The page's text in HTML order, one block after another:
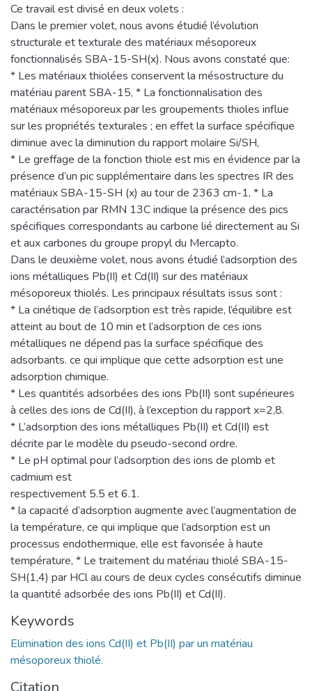
Ce travail est divisé en deux volets :
Dans le premier volet, nous avons étudié l’évolution
structurale et texturale des matériaux mésoporeux
fonctionnalisés SBA-15-SH(x). Nous avons constaté que:
* Les matériaux thiolées conservent la mésostructure du
matériau parent SBA-15, * La fonctionnalisation des
matériaux mésoporeux par les groupements thioles influe
sur les propriétés texturales ; en effet la surface spécifique
diminue avec la diminution du rapport molaire Si/SH,
* Le greffage de la fonction thiole est mis en évidence par la
présence d’un pic supplémentaire dans les spectres IR des
matériaux SBA-15-SH (x) au tour de 2363 cm-1, * La
caractérisation par RMN 13C indique la présence des pics
spécifiques correspondants au carbone lié directement au Si
et aux carbones du groupe propyl du Mercapto.
Dans le deuxième volet, nous avons étudié l’adsorption des
ions métalliques Pb(II) et Cd(II) sur des matériaux
mésoporeux thiolés. Les principaux résultats issus sont :
* La cinétique de l’adsorption est très rapide, l’équilibre est
atteint au bout de 10 min et l’adsorption de ces ions
métalliques ne dépend pas la surface spécifique des
adsorbants. ce qui implique que cette adsorption est une
adsorption chimique.
* Les quantités adsorbées des ions Pb(II) sont supérieures
à celles des ions de Cd(II), à l’exception du rapport x=2,8.
* L’adsorption des ions métalliques Pb(II) et Cd(II) est
décrite par le modèle du pseudo-second ordre.
* Le pH optimal pour l’adsorption des ions de plomb et
cadmium est
respectivement 5.5 et 6.1.
* la capacité d’adsorption augmente avec l’augmentation de
la température, ce qui implique que l’adsorption est un
processus endothermique, elle est favorisée à haute
température, * Le traitement du matériau thiolé SBA-15-
SH(1,4) par HCl au cours de deux cycles consécutifs diminue
la quantité adsorbée des ions Pb(II) et Cd(II).
Keywords
Elimination des ions Cd(II) et Pb(II) par un matériau
mésoporeux thiolé.
Citation